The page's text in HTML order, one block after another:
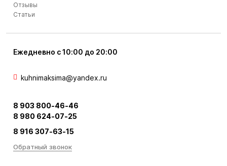
Ежедневно с 10:00 до 20:00
kuhnimaksima@yandex.ru
8 903 800-46-46
8 980 624-07-25
8 916 307-63-15
Обратный звонок
Отзывы
Статьи